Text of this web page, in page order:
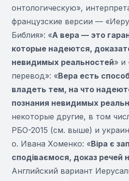
онтологическую»,
французские версии —
Библия»: «А вера — это
которые надеются,
невидимых реальностей» и
перевод»: «Вера есть
владеть тем, на что
познания невидимых
некоторые другие, в том
РБО-2015 (см. выше) и
о. Ивана Хоменко: «Віра є
сподіваємося, доказ речей
Английский вариант